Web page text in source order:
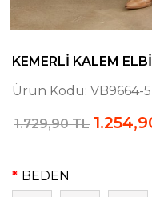
KEMERLI KALEM
Ürün Kodu: VB9664-
1.729,90 TL
BEDEN